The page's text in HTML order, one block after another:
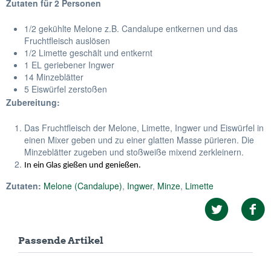
Zutaten für 2 Personen
1/2 gekühlte Melone z.B. Candalupe entkernen und das
Fruchtfleisch auslösen
1/2 Limette geschält und entkernt
1 EL geriebener Ingwer
14 Minzeblätter
5 Eiswürfel zerstoßen
Zubereitung:
Das Fruchtfleisch der Melone, Limette, Ingwer und Eiswürfel in
einen Mixer geben und zu einer glatten Masse pürieren. Die
Minzeblätter zugeben und stoßweiße mixend zerkleinern.
In ein Glas gießen und genießen.
Zutaten: Melone (Candalupe), Ingwer, Minze, Limette
Passende Artikel